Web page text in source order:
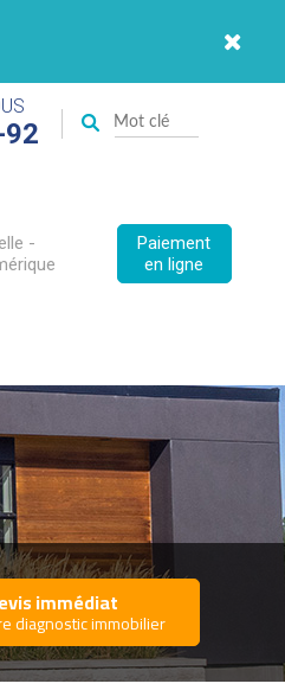
-
Paiement
en ligne
immédiat
diagnostic immobilier